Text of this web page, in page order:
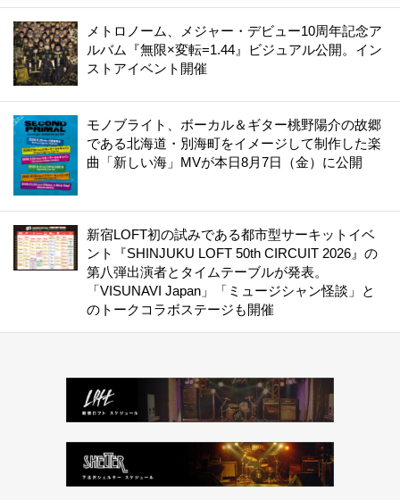
メトロノーム、メジャー・デビュー10周年記念ア
ルバム『無限×変転=1.44』ビジュアル公開。イン
ストアイベント開催
モノブライト、ボーカル＆ギター桃野陽介の故郷
である北海道・別海町をイメージして制作した楽
曲「新しい海」MVが本日8月7日（金）に公開
新宿LOFT初の試みである都市型サーキットイベ
ント『SHINJUKU LOFT 50th CIRCUIT 2026』の
第八弾出演者とタイムテーブルが発表。
「VISUNAVI Japan」「ミュージシャン怪談」と
のトークコラボステージも開催